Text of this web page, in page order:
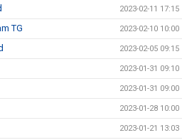
2023-02-11 17:15
TG 2023-02-10 10:00
2023-02-05 09:15
2023-01-31 09:10
2023-01-31 09:00
2023-01-28 10:00
2023-01-21 13:03